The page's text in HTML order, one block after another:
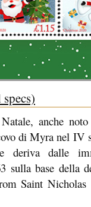
anche
di Myra nel IV
deriva dalle
sulla base della
Saint